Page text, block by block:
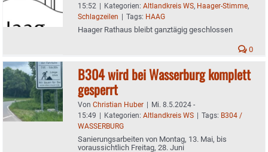
15:52 | Kategorien: Altlandkreis WS, Haager-Stimme,
Schlagzeilen | Tags: HAAG
Haager Rathaus bleibt ganztägig geschlossen
0
B304 wird bei Wasserburg komplett
gesperrt
Von Christian Huber | Mi. 8.5.2024 -
15:49 | Kategorien: Altlandkreis WS | Tags: B304 /
WASSERBURG
Sanierungsarbeiten von Montag, 13. Mai, bis
voraussichtlich Freitag, 28. Juni